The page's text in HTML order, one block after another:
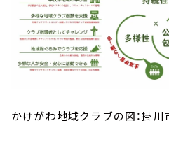
かけがわ地域クラブの図：掛